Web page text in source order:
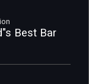
Best Bar